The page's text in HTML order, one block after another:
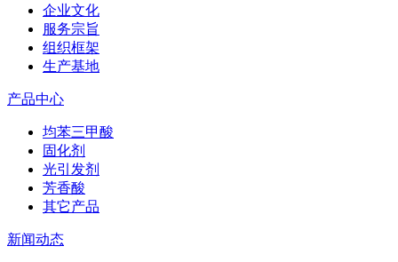
企业文化
服务宗旨
组织框架
生产基地
产品中心
均苯三甲酸
固化剂
光引发剂
芳香酸
其它产品
新闻动态